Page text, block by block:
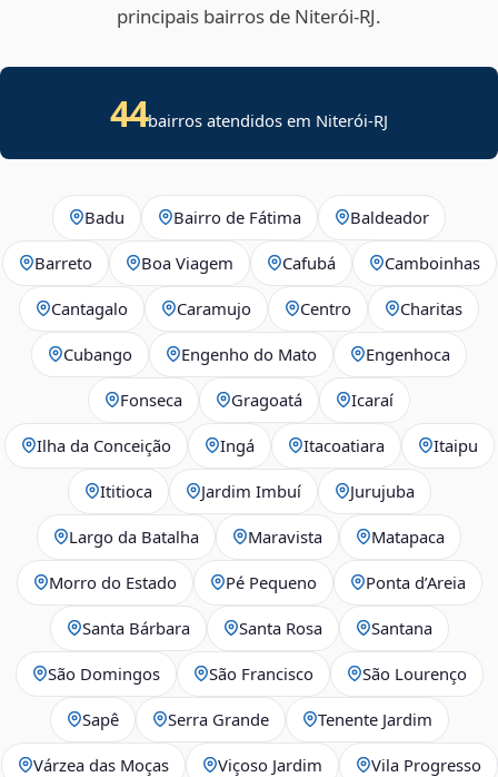
principais bairros de Niterói‑RJ.
44bairros atendidos em Niterói-RJ
Badu Bairro de Fátima Baldeador
Barreto Boa Viagem Cafubá Camboinhas
Cantagalo Caramujo Centro Charitas
Cubango Engenho do Mato Engenhoca
Fonseca Gragoatá Icaraí
Ilha da Conceição Ingá Itacoatiara Itaipu
Ititioca Jardim Imbuí Jurujuba
Largo da Batalha Maravista Matapaca
Morro do Estado Pé Pequeno Ponta d’Areia
Santa Bárbara Santa Rosa Santana
São Domingos São Francisco São Lourenço
Sapê Serra Grande Tenente Jardim
Várzea das Moças Viçoso Jardim Vila Progresso